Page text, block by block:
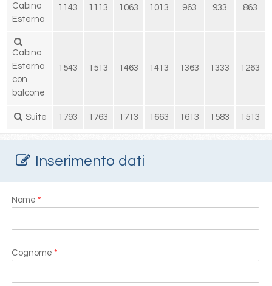
Cabina
Esterna
1143 1113 1063 1013 963 933 863
Cabina
Esterna
con
balcone
1543 1513 1463 1413 1363 1333 1263
Suite 1793 1763 1713 1663 1613 1583 1513
Inserimento dati
Nome *
Cognome *